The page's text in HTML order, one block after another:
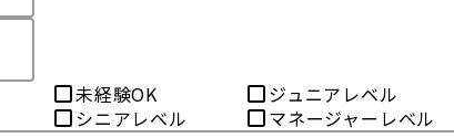
未経験OK
ジュニアレベル
シニアレベル
マネージャーレベル